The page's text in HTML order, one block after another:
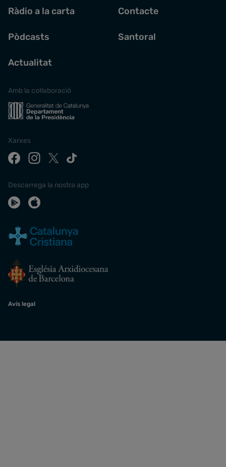
Ràdio a la carta
Pòdcasts
Actualitat
Contacte
Santoral
Amb la col·laboració
Xarxes
Descarrega la nostra app
Avís legal